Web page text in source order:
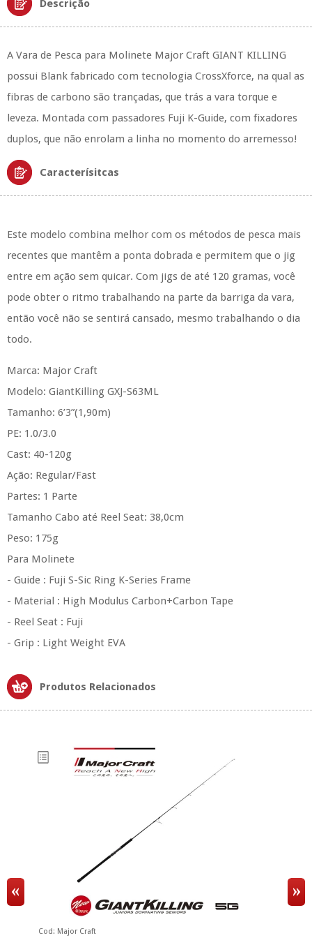
Descrição
A Vara de Pesca para Molinete Major Craft GIANT KILLING
possui Blank fabricado com tecnologia CrossXforce, na qual as
fibras de carbono são trançadas, que trás a vara torque e
leveza. Montada com passadores Fuji K-Guide, com fixadores
duplos, que não enrolam a linha no momento do arremesso!
Caracterísitcas
Este modelo combina melhor com os métodos de pesca mais
recentes que mantêm a ponta dobrada e permitem que o jig
entre em ação sem quicar. Com jigs de até 120 gramas, você
pode obter o ritmo trabalhando na parte da barriga da vara,
então você não se sentirá cansado, mesmo trabalhando o dia
todo.
Marca: Major Craft
Modelo: GiantKilling GXJ-S63ML
Tamanho: 6’3”(1,90m)
PE: 1.0/3.0
Cast: 40-120g
Ação: Regular/Fast
Partes: 1 Parte
Tamanho Cabo até Reel Seat: 38,0cm
Peso: 175g
Para Molinete
- Guide : Fuji S-Sic Ring K-Series Frame
- Material : High Modulus Carbon+Carbon Tape
- Reel Seat : Fuji
- Grip : Light Weight EVA
Produtos Relacionados
Cod: Major Craft